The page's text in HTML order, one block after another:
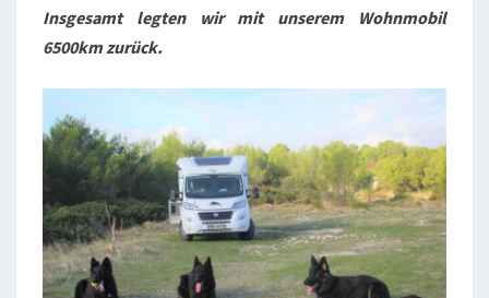
Insgesamt legten wir mit unserem Wohnmobil
6500km zurück.